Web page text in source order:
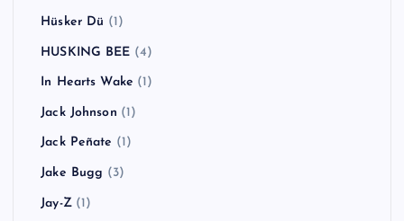
Hüsker Dü (1)
HUSKING BEE (4)
In Hearts Wake (1)
Jack Johnson (1)
Jack Peñate (1)
Jake Bugg (3)
Jay-Z(1)